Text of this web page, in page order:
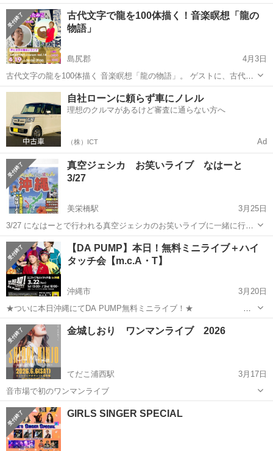
(月) OPEN17時30分/START18時〜 料金5000円(ワンドリンクOrder別)
スタッフ一同心よりお待ちしております😊
沖縄 那覇市 てだこ浦西駅 コンサート/ショー
古代文字で龍を100体描く！音楽瞑想「龍の
物語」
島尻郡
4月3日
古代文字の龍を100体描く 音楽瞑想「龍の物語」。 ゲストに、古代文
字の矢野真美さんをお迎えします。 私の「声」と真美さんの描く「古
代文字」が響きあい、 100体の龍が現れる 皆さまと分かち合い🐉✍️ 深
い瞑想...
沖縄 島尻郡 コンサート/ショー
自社ローンに頼らず車にノレル
理想のクルマがあるけど審査に通らない方へ
（株）ICT Ad
真空ジェシカ お笑いライブ なはーと
3/27
美栄橋駅
3月25日
3/27 になはーとで行われる真空ジェシカのお笑いライブに一緒に行っ
てくれる方を1名募集します。 トンツカタン森本やスリムクラブも出
演します。 お代は定価の¥5,000でお願いします。 開場 17:30 開演
18:30 ...
沖縄 那覇市 コンサート/ショー お笑いライブ
【DA PUMP】本日！無料ミニライブ＋ハイ
タッチ会【m.c.A・T】
沖縄市
3月20日
★ついに本日沖縄にてDA PUMP無料ミニライブ！★ ★
そしてハイタッチ会！ ★ミニライブと第１部ハイタッチ会はm.c.A・T
も参加！★ 新曲予約やMV視聴もよろしくお願いします！ 既に配
信もスタート...
沖縄 沖縄市 コンサート/ショー
金城しおり ワンマンライブ 2026
てだこ浦西駅
3月17日
音市場で初のワンマンライブ
沖縄 沖縄市
GIRLS SINGER SPECIAL